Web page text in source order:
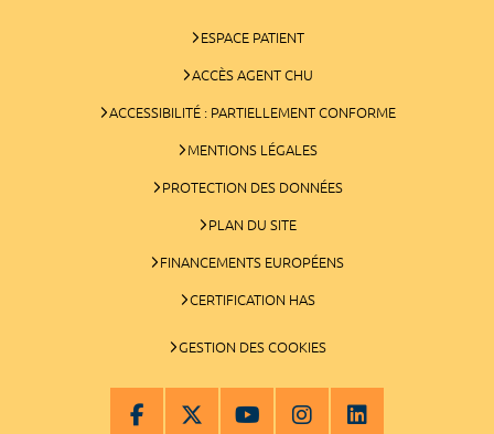
ESPACE PATIENT
ACCÈS AGENT CHU
ACCESSIBILITÉ : PARTIELLEMENT CONFORME
MENTIONS LÉGALES
PROTECTION DES DONNÉES
PLAN DU SITE
FINANCEMENTS EUROPÉENS
CERTIFICATION HAS
GESTION DES COOKIES